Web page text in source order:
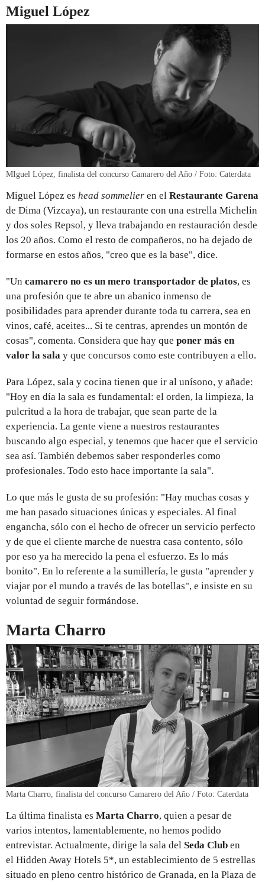
Miguel López
MIguel López, finalista del concurso Camarero del Año / Foto: Caterdata
Miguel López es head sommelier en el Restaurante Garena
de Dima (Vizcaya), un restaurante con una estrella Michelin
y dos soles Repsol, y lleva trabajando en restauración desde
los 20 años. Como el resto de compañeros, no ha dejado de
formarse en estos años, "creo que es la base", dice.
"Un camarero no es un mero transportador de platos, es
una profesión que te abre un abanico inmenso de
posibilidades para aprender durante toda tu carrera, sea en
vinos, café, aceites... Si te centras, aprendes un montón de
cosas", comenta. Considera que hay que poner más en
valor la sala y que concursos como este contribuyen a ello.
Para López, sala y cocina tienen que ir al unísono, y añade:
"Hoy en día la sala es fundamental: el orden, la limpieza, la
pulcritud a la hora de trabajar, que sean parte de la
experiencia. La gente viene a nuestros restaurantes
buscando algo especial, y tenemos que hacer que el servicio
sea así. También debemos saber responderles como
profesionales. Todo esto hace importante la sala".
Lo que más le gusta de su profesión: "Hay muchas cosas y
me han pasado situaciones únicas y especiales. Al final
engancha, sólo con el hecho de ofrecer un servicio perfecto
y de que el cliente marche de nuestra casa contento, sólo
por eso ya ha merecido la pena el esfuerzo. Es lo más
bonito". En lo referente a la sumillería, le gusta "aprender y
viajar por el mundo a través de las botellas", e insiste en su
voluntad de seguir formándose.
Marta Charro
Marta Charro, finalista del concurso Camarero del Año / Foto: Caterdata
La última finalista es Marta Charro, quien a pesar de
varios intentos, lamentablemente, no hemos podido
entrevistar. Actualmente, dirige la sala del Seda Club en
el Hidden Away Hotels 5*, un establecimiento de 5 estrellas
situado en pleno centro histórico de Granada, en la Plaza de